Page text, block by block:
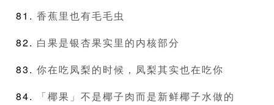
香蕉里也有毛毛虫
白果是银杏果实里的内核部分
你在吃凤梨的时候，凤梨其实也在吃你
「椰果」不是椰子肉而是新鲜椰子水做的